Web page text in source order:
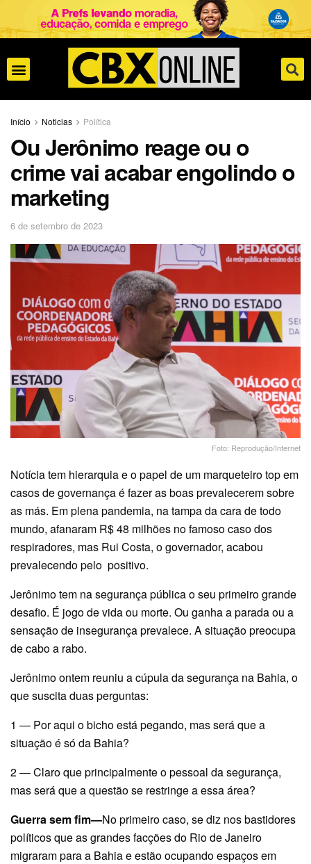
Início Noticias Política
Ou Jerônimo reage ou o
crime vai acabar engolindo o
marketing
6 de setembro de 2023
Foto: Reprodução/Internet
Notícia tem hierarquia e o papel de um marqueteiro top em
casos de governança é fazer as boas prevalecerem sobre
as más. Em plena pandemia, na tampa da cara de todo
mundo, afanaram R$ 48 milhões no famoso caso dos
respiradores, mas Rui Costa, o governador, acabou
prevalecendo pelo positivo.
Jerônimo tem na segurança pública o seu primeiro grande
desafio. É jogo de vida ou morte. Ou ganha a parada ou a
sensação de insegurança prevalece. A situação preocupa
de cabo a rabo.
Jerônimo ontem reuniu a cúpula da segurança na Bahia, o
que suscita duas perguntas:
1 — Por aqui o bicho está pegando, mas será que a
situação é só da Bahia?
2 — Claro que principalmente o pessoal da segurança,
mas será que a questão se restringe a essa área?
Guerra sem fim—No primeiro caso, se diz nos bastidores
políticos que as grandes facções do Rio de Janeiro
migraram para a Bahia e estão ocupando espaços em